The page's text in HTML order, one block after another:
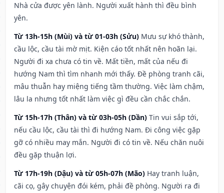
Nhà cửa được yên lành. Người xuất hành thì đều bình
yên.
Từ 13h-15h (Mùi) và từ 01-03h (Sửu) Mưu sự khó thành,
cầu lộc, cầu tài mờ mịt. Kiện cáo tốt nhất nên hoãn lại.
Người đi xa chưa có tin về. Mất tiền, mất của nếu đi
hướng Nam thì tìm nhanh mới thấy. Đề phòng tranh cãi,
mâu thuẫn hay miệng tiếng tầm thường. Việc làm chậm,
lâu la nhưng tốt nhất làm việc gì đều cần chắc chắn.
Từ 15h-17h (Thân) và từ 03h-05h (Dần) Tin vui sắp tới,
nếu cầu lộc, cầu tài thì đi hướng Nam. Đi công việc gặp
gỡ có nhiều may mắn. Người đi có tin về. Nếu chăn nuôi
đều gặp thuận lợi.
Từ 17h-19h (Dậu) và từ 05h-07h (Mão) Hay tranh luận,
cãi cọ, gây chuyện đói kém, phải đề phòng. Người ra đi